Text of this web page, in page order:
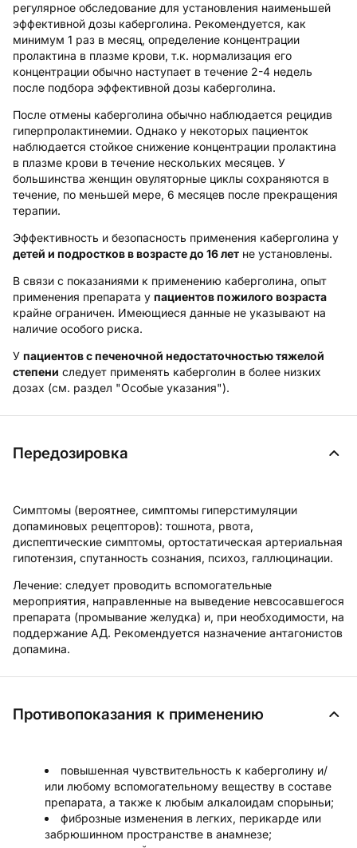
регулярное обследование для установления наименьшей
эффективной дозы каберголина. Рекомендуется, как
минимум 1 раз в месяц, определение концентрации
пролактина в плазме крови, т.к. нормализация его
концентрации обычно наступает в течение 2-4 недель
после подбора эффективной дозы каберголина.
После отмены каберголина обычно наблюдается рецидив
гиперпролактинемии. Однако у некоторых пациенток
наблюдается стойкое снижение концентрации пролактина
в плазме крови в течение нескольких месяцев. У
большинства женщин овуляторные циклы сохраняются в
течение, по меньшей мере, 6 месяцев после прекращения
терапии.
Эффективность и безопасность применения каберголина у
детей и подростков в возрасте до 16 лет не установлены.
В связи с показаниями к применению каберголина, опыт
применения препарата у пациентов пожилого возраста
крайне ограничен. Имеющиеся данные не указывают на
наличие особого риска.
У пациентов с печеночной недостаточностью тяжелой
степени следует применять каберголин в более низких
дозах (см. раздел "Особые указания").
Передозировка
Симптомы (вероятнее, симптомы гиперстимуляции
допаминовых рецепторов): тошнота, рвота,
диспептические симптомы, ортостатическая артериальная
гипотензия, спутанность сознания, психоз, галлюцинации.
Лечение: следует проводить вспомогательные
мероприятия, направленные на выведение невсосавшегося
препарата (промывание желудка) и, при необходимости, на
поддержание АД. Рекомендуется назначение антагонистов
допамина.
Противопоказания к применению
повышенная чувствительность к каберголину и/
или любому вспомогательному веществу в составе
препарата, а также к любым алкалоидам спорыньи;
фиброзные изменения в легких, перикарде или
забрюшинном пространстве в анамнезе;